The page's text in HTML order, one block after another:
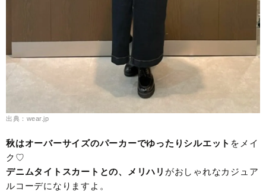
出典：wear.jp
秋はオーバーサイズのパーカーでゆったりシルエット をメイ
ク♡
デニムタイトスカートとの、メリハリ がおしゃれなカジュア
ルコーデになりますよ。